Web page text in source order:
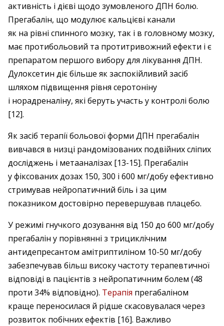
активність і дієві щодо зумовленого ДПН болю.
Прегабалін, що модулює кальцієві канали
як на рівні спинного мозку, так і в головному мозку,
має протибо­льовий та протитривожний ефекти і є
препаратом першого вибору для лікування ДПН.
Дулоксетин діє більше як заспокійливий засіб
шляхом підвищення рівня серотоніну
і норадреналіну, які беруть участь у контролі болю
[12].
Як засіб терапії больової форми ДПН прегабалін
вивчався в низці рандомізованих подвійних сліпих
досліджень і метааналізах [13-15]. Прегабалін
у фіксованих дозах 150, 300 і 600 мг/добу ефективно
стримував нейропатичний біль і за цим
показником достовірно перевершував плацебо.
У режимі гнучкого дозування від 150 до 600 мг/добу
прегабалін у порівнянні з трициклічним
антидепресантом амітриптиліном 10-50 мг/добу
забезпечував більш високу частоту терапевтичної
відповіді в пацієнтів з нейропатичним болем (48
проти 34% відповідно). Терапія прегабаліном
краще переносилася й рідше скасовувалася через
розвиток побічних ефектів [16]. Важливо